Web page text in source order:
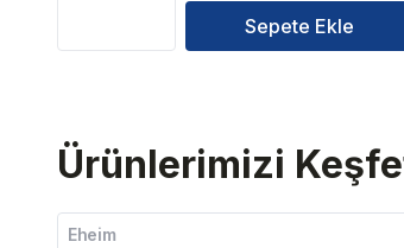
Sepete Ekle
Ürünlerimizi
Eheim